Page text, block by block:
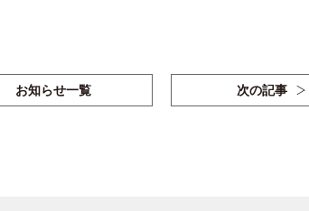
お知らせ一覧 次の記事